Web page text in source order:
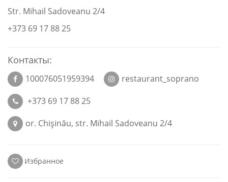
Str. Mihail Sadoveanu 2/4
+373 69 17 88 25
Контакты:
100076051959394
restaurant_soprano
+373 69 17 88 25
or. Chişinău, str. Mihail Sadoveanu 2/4
Избранное